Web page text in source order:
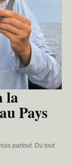
la
Pays
partout. Du tout